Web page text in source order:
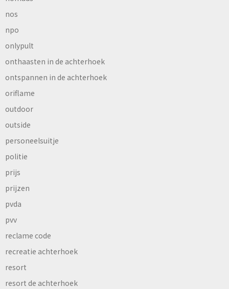
nos
npo
onlypult
onthaasten in de achterhoek
ontspannen in de achterhoek
oriflame
outdoor
outside
personeelsuitje
politie
prijs
prijzen
pvda
pvv
reclame code
recreatie achterhoek
resort
resort de achterhoek